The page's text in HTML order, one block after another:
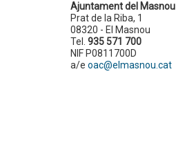
Ajuntament del Masnou
Prat de la Riba, 1
08320 - El Masnou
Tel. 935 571 700
NIF P0811700D
a/e oac@elmasnou.cat